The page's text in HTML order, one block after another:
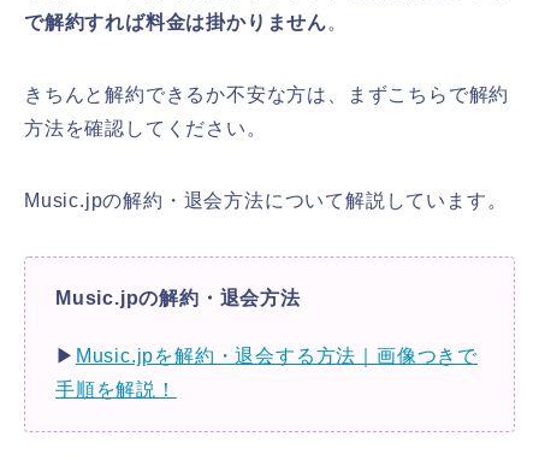
で解約すれば料金は掛かりません。
きちんと解約できるか不安な方は、まずこちらで解約
方法を確認してください。
Music.jpの解約・退会方法について解説しています。
Music.jpの解約・退会方法
▶ Music.jpを解約・退会する方法｜画像つきで
手順を解説！